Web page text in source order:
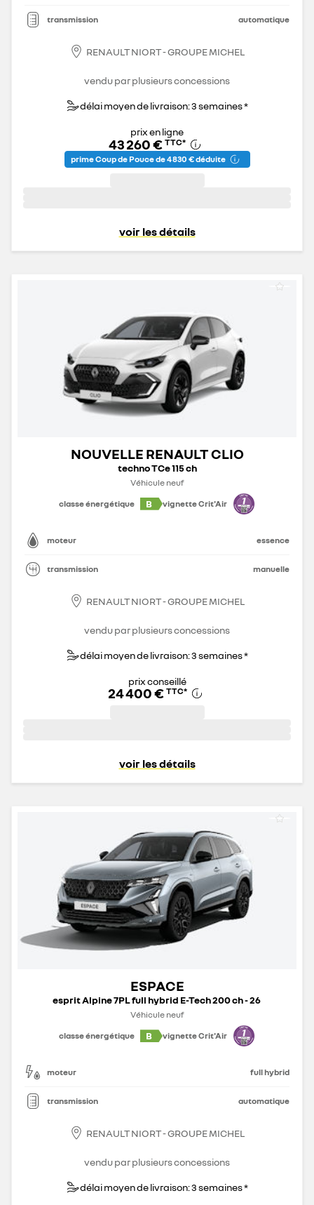
transmission automatique
RENAULT NIORT - GROUPE MICHEL
vendu par plusieurs concessions
délai moyen de livraison: 3 semaines *
prix en ligne
43 260 € TTC*
prime Coup de Pouce de 4 830 € déduite
voir les détails
NOUVELLE RENAULT CLIO
techno TCe 115 ch
Véhicule neuf
classe énergétique
B vignette Crit'Air
moteur essence
transmission manuelle
RENAULT NIORT - GROUPE MICHEL
vendu par plusieurs concessions
délai moyen de livraison: 3 semaines *
prix conseillé
24 400 € TTC*
voir les détails
ESPACE
esprit Alpine 7PL full hybrid E-Tech 200 ch - 26
Véhicule neuf
classe énergétique
B vignette Crit'Air
moteur full hybrid
transmission automatique
RENAULT NIORT - GROUPE MICHEL
vendu par plusieurs concessions
délai moyen de livraison: 3 semaines *